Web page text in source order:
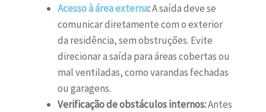
Acesso à área externa:A saída deve se
comunicar diretamente com o exterior
da residência, sem obstruções. Evite
direcionar a saída para áreas cobertas ou
mal ventiladas, como varandas fechadas
ou garagens.
Verificação de obstáculos internos:Antes